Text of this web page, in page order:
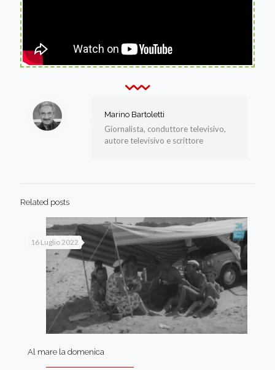
Marino Bartoletti
Giornalista, conduttore televisivo,
autore televisivo e scrittore
Related posts
16 Luglio 2022
Al mare la domenica